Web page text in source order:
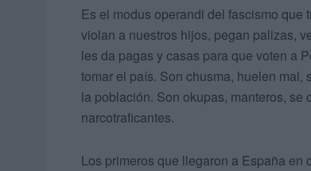
Es el modus operandi del fascismo que
violan a nuestros hijos, pegan palizas,
les da pagas y casas para que voten a
tomar el país. Son chusma, huelen
la población. Son okupas, manteros, se
narcotraficantes.
Los primeros que llegaron a España en